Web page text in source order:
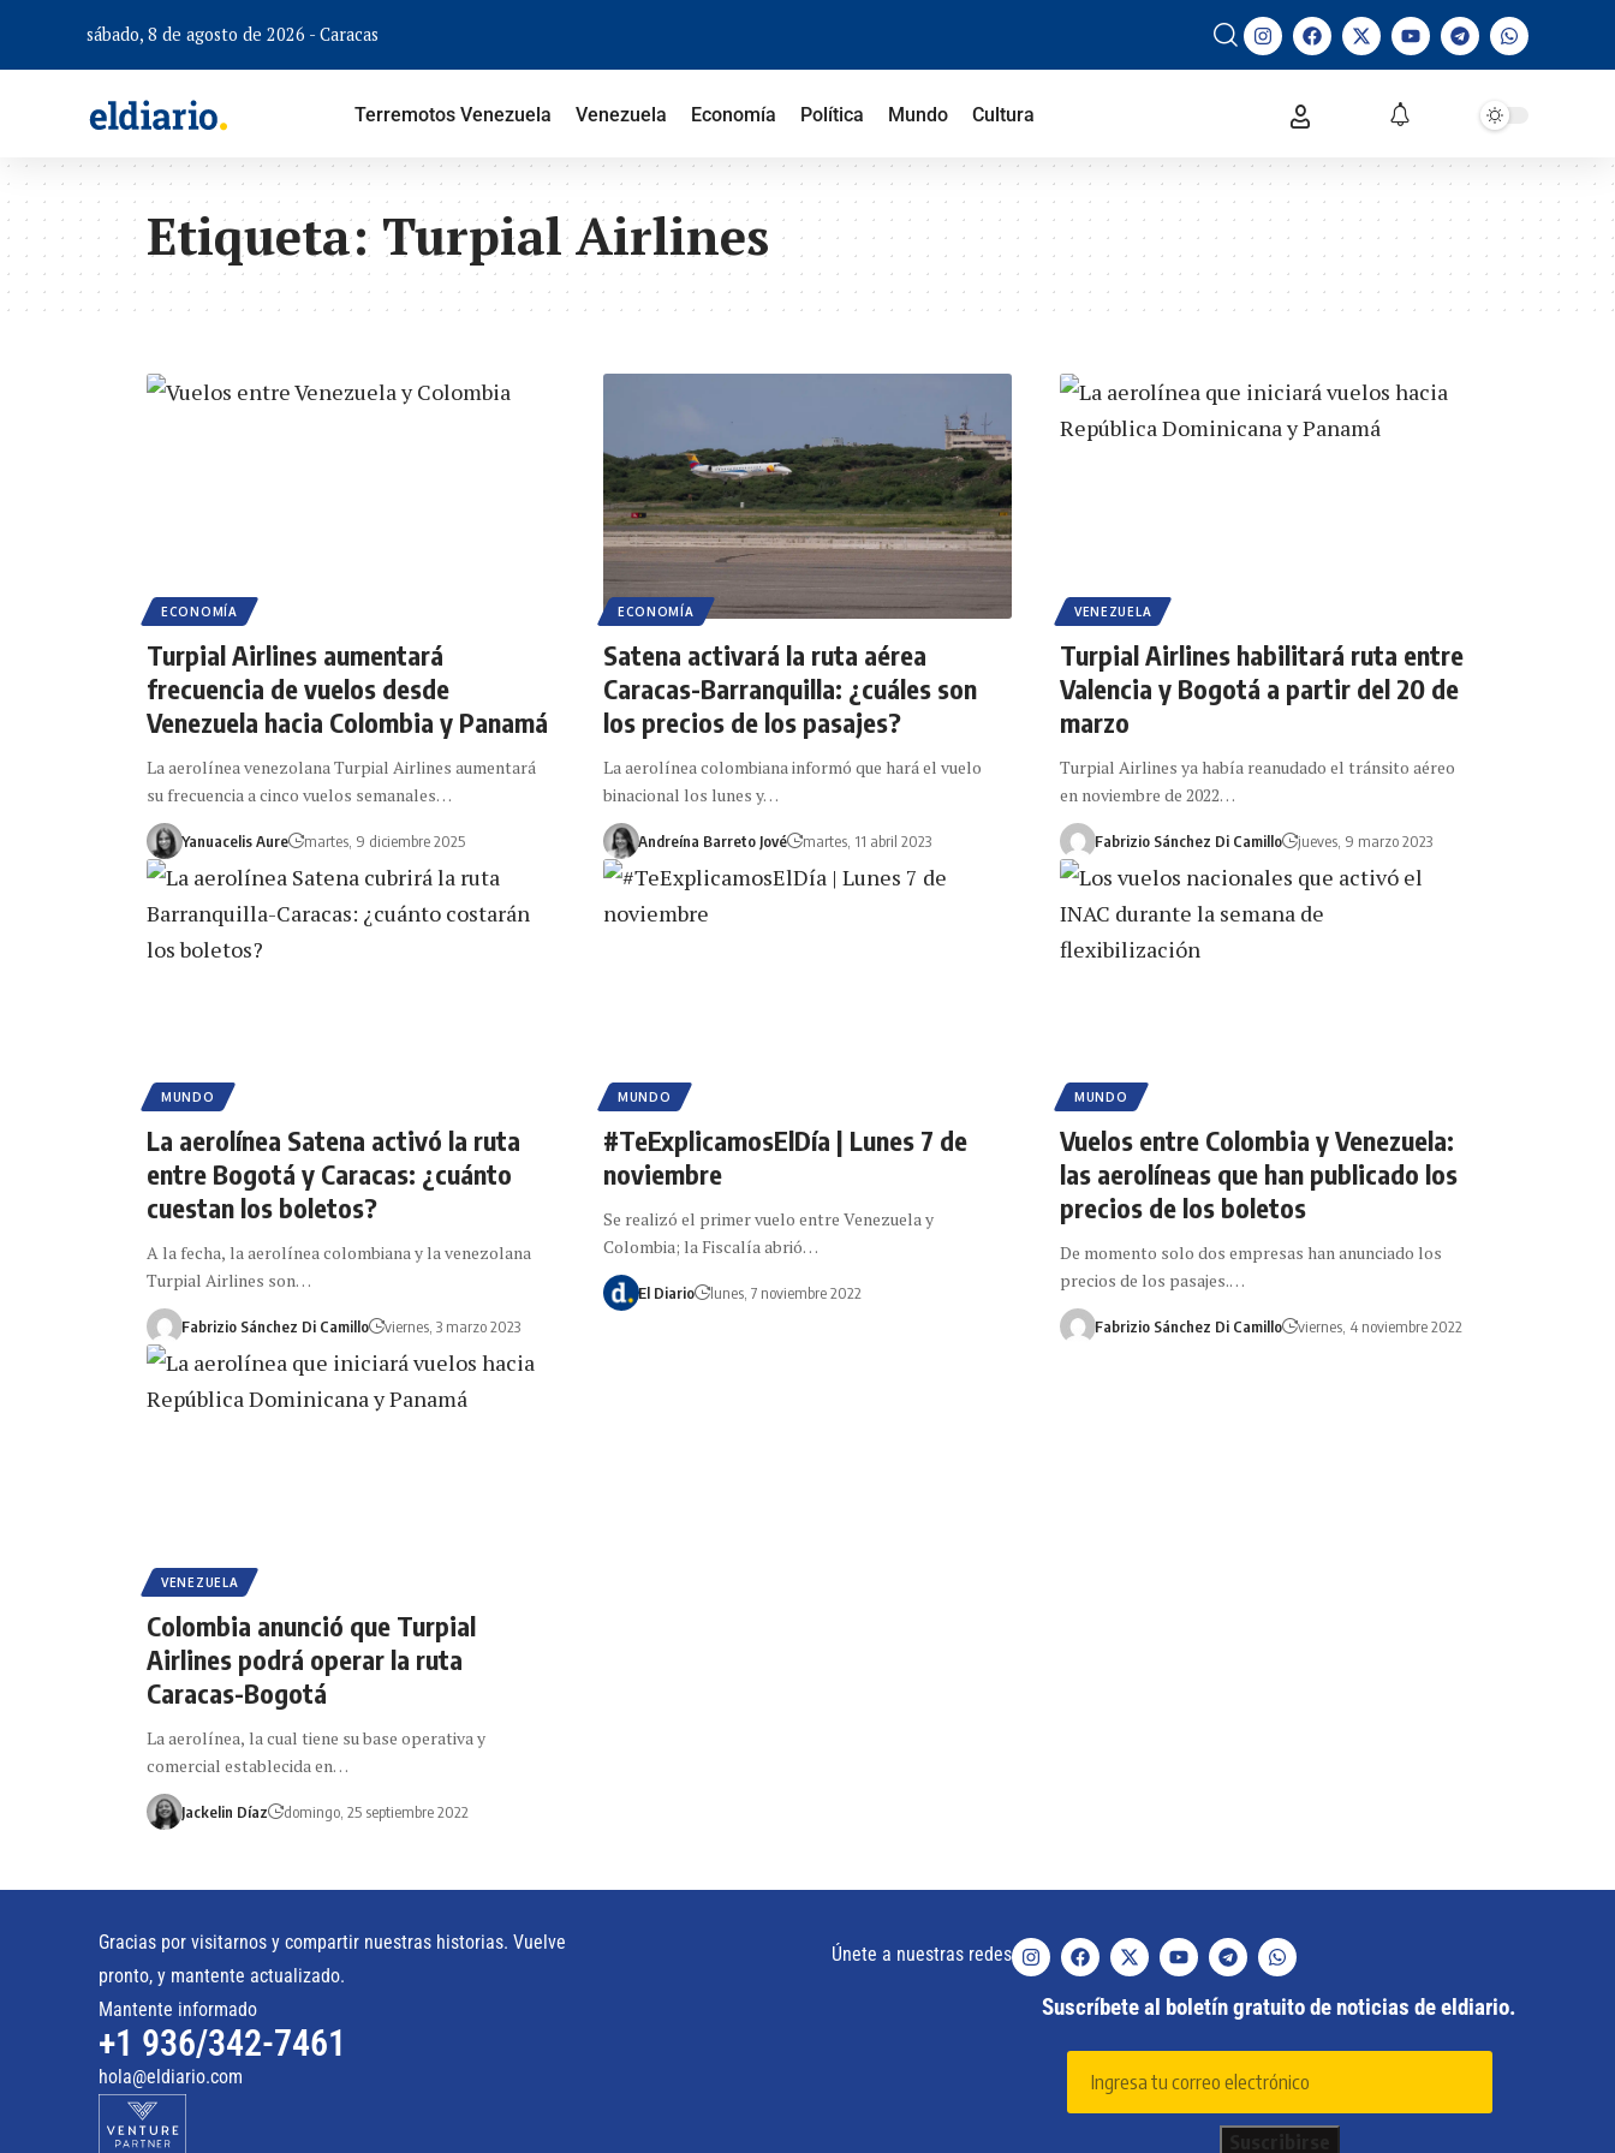
sábado, 8 de agosto de 2026 - Caracas
Terremotos Venezuela Venezuela Economía Política Mundo Cultura
Etiqueta:Turpial Airlines
ECONOMÍA
Turpial Airlines aumentará
frecuencia de vuelos desde
Venezuela hacia Colombia y Panamá
La aerolínea venezolana Turpial Airlines aumentará
su frecuencia a cinco vuelos semanales…
Yanuacelis Aure martes, 9 diciembre 2025
ECONOMÍA
Satena activará la ruta aérea
Caracas-Barranquilla: ¿cuáles son
los precios de los pasajes?
La aerolínea colombiana informó que hará el vuelo
binacional los lunes y…
Andreína Barreto Jové martes, 11 abril 2023
VENEZUELA
Turpial Airlines habilitará ruta entre
Valencia y Bogotá a partir del 20 de
marzo
Turpial Airlines ya había reanudado el tránsito aéreo
en noviembre de 2022…
Fabrizio Sánchez Di Camillo jueves, 9 marzo 2023
MUNDO
La aerolínea Satena activó la ruta
entre Bogotá y Caracas: ¿cuánto
cuestan los boletos?
A la fecha, la aerolínea colombiana y la venezolana
Turpial Airlines son…
Fabrizio Sánchez Di Camillo viernes, 3 marzo 2023
MUNDO
#TeExplicamosElDía | Lunes 7 de
noviembre
Se realizó el primer vuelo entre Venezuela y
Colombia; la Fiscalía abrió…
El Diario lunes, 7 noviembre 2022
MUNDO
Vuelos entre Colombia y Venezuela:
las aerolíneas que han publicado los
precios de los boletos
De momento solo dos empresas han anunciado los
precios de los pasajes.…
Fabrizio Sánchez Di Camillo viernes, 4 noviembre 2022
VENEZUELA
Colombia anunció que Turpial
Airlines podrá operar la ruta
Caracas-Bogotá
La aerolínea, la cual tiene su base operativa y
comercial establecida en…
Jackelin Díaz domingo, 25 septiembre 2022
Gracias por visitarnos y compartir nuestras historias. Vuelve
pronto, y mantente actualizado.
Mantente informado
+1 936/342-7461
hola@eldiario.com
Únete a nuestras redes
Suscríbete al boletín gratuito de noticias de eldiario.